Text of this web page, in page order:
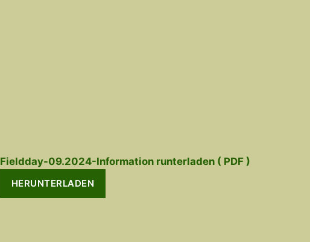
Fieldday-09.2024-Information runterladen ( PDF )
HERUNTERLADEN